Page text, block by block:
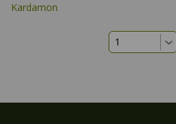
Kardamon